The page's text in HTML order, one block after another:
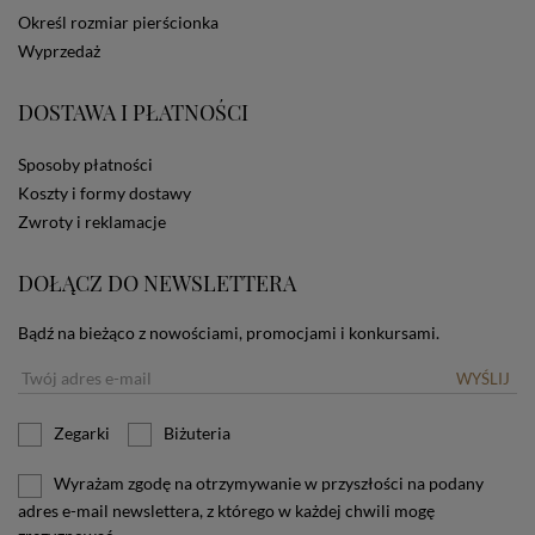
dotyczących cookies oznacza, że będą one
użytkownika. Jeżeli użytkownik nie wyraża zgody na
ustawienia swojej przeglądarki.
Określ rozmiar pierścionka
Wyprzedaż
DOSTAWA I PŁATNOŚCI
Sposoby płatności
Koszty i formy dostawy
Zwroty i reklamacje
DOŁĄCZ DO NEWSLETTERA
Bądź na bieżąco z nowościami, promocjami i konkursami.
WYŚLIJ
Zegarki Biżuteria
Wyrażam zgodę na otrzymywanie w przyszłości na podany
adres e-mail newslettera, z którego w każdej chwili mogę